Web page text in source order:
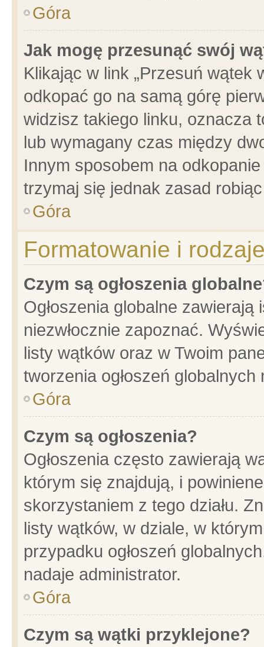
Góra
Jak mogę przesunąć swój
Klikając w link „Przesuń wątek
odkopać go na samą górę
widzisz takiego linku, oznacza
lub wymagany czas między
Innym sposobem na
trzymaj się jednak zasad
Góra
Formatowanie i
Czym są ogłoszenia
Ogłoszenia globalne
niezwłocznie zapoznać.
listy wątków oraz w Twoim
tworzenia ogłoszeń
Góra
Czym są ogłoszenia?
Ogłoszenia często zawierają
którym się znajdują, i
skorzystaniem z tego działu.
listy wątków, w dziale, w
przypadku ogłoszeń
nadaje administrator.
Góra
Czym są wątki przyklejone?